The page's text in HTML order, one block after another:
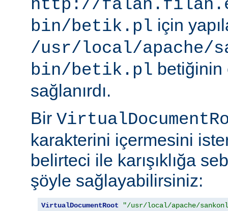
http://
bin/betik.pl için
/usr/local/apache/
bin/betik.pl betiğinin
sağlanırdı.
Bir
karakterini içermesini
belirteci ile karışıklığa
şöyle sağlayabilirsiniz:
VirtualDocumentRoot "/usr/local/apache/